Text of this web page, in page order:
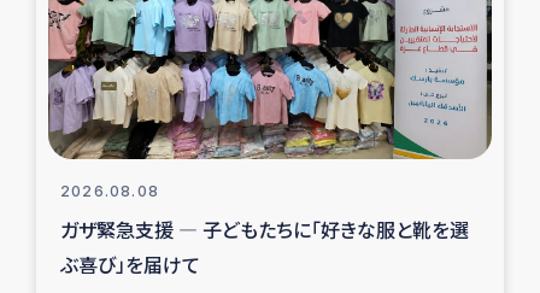
カカオ生産者支援事業
シリア国内避難民・帰還民の生活再建支援
トルコにおけるシリア難民支援事業
インドネシア中部 スラウェシの地震・津波被災者支援
2026.08.08
ガザ緊急支援 ― 子どもたちに「好きな服と靴を選
ぶ喜び」を届けて